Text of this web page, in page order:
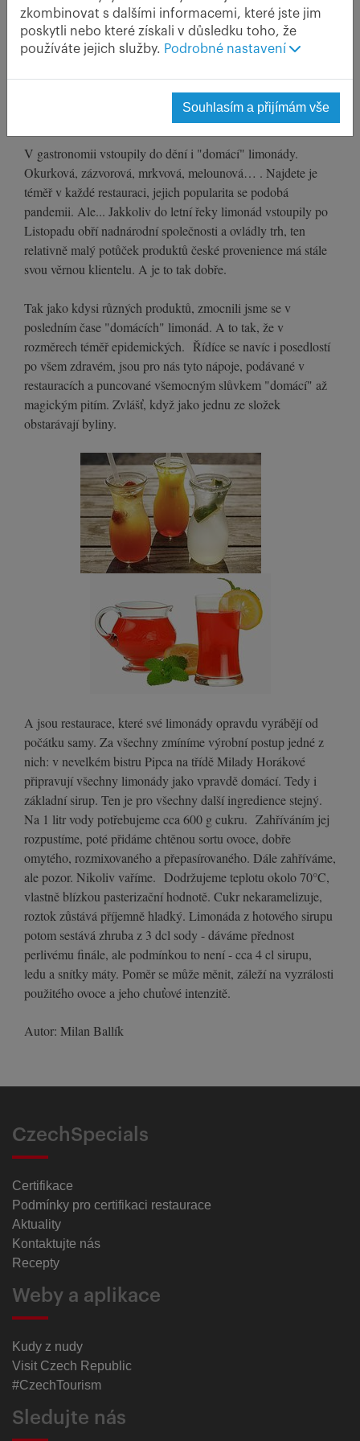
V gastronomii vstoupily do dění i "domácí" limonády.
Okurková, zázvorová, mrkvová, melounová… . Najdete je
téměř v každé restauraci, jejich popularita se podobá
pandemii. Ale... Jakkoliv do letní řeky limonád vstoupily po
Listopadu obří nadnárodní společnosti a ovládly trh, ten
relativně malý potůček produktů české provenience má stále
svou věrnou klientelu. A je to tak dobře.
Tak jako kdysi různých produktů, zmocnili jsme se v
posledním čase "domácích" limonád. A to tak, že v
rozměrech téměř epidemických. Řídíce se navíc i posedlostí
po všem zdravém, jsou pro nás tyto nápoje, podávané v
restauracích a puncované všemocným slůvkem "domácí" až
magickým pitím. Zvlášť, když jako jednu ze složek
obstarávají byliny.
A jsou restaurace, které své limonády opravdu vyrábějí od
počátku samy. Za všechny zmíníme výrobní postup jedné z
nich: v nevelkém bistru Pipca na třídě Milady Horákové
připravují všechny limonády jako vpravdě domácí. Tedy i
základní sirup. Ten je pro všechny další ingredience stejný.
Na 1 litr vody potřebujeme cca 600 g cukru. Zahříváním jej
rozpustíme, poté přidáme chtěnou sortu ovoce, dobře
omytého, rozmixovaného a přepasírovaného. Dále zahříváme,
ale pozor. Nikoliv vaříme. Dodržujeme teplotu okolo 70°C,
vlastně blízkou pasterizační hodnotě. Cukr nekaramelizuje,
roztok zůstává příjemně hladký. Limonáda z hotového sirupu
potom sestává zhruba z 3 dcl sody - dáváme přednost
perlivému finále, ale podmínkou to není - cca 4 cl sirupu,
ledu a snítky máty. Poměr se může měnit, záleží na vyzrálosti
použitého ovoce a jeho chuťové intenzitě.
Autor: Milan Ballík
CzechSpecials
Certifikace
Podmínky pro certifikaci restaurace
Aktuality
Kontaktujte nás
Recepty
Weby a aplikace
Kudy z nudy
Visit Czech Republic
#CzechTourism
Sledujte nás
zkombinovat s dalšími informacemi, které jste jim
poskytli nebo které získali v důsledku toho, že
používáte jejich služby. Podrobné nastavení
Souhlasím a přijímám vše